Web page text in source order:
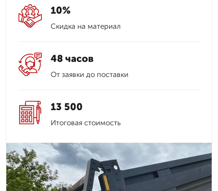
10%
Скидка на материал
48 часов
От заявки до поставки
13 500
Итоговая стоимость